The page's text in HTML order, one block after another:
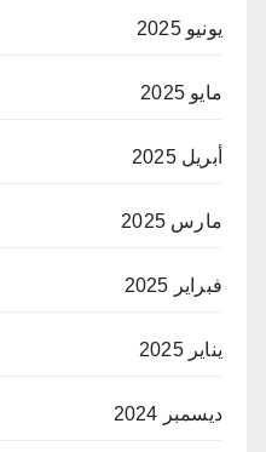
يونيو 2025
مايو 2025
أبريل 2025
مارس 2025
فبراير 2025
يناير 2025
ديسمبر 2024